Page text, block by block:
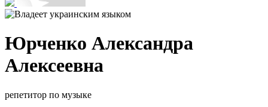
Юрченко Александра
Алексеевна
репетитор по музыке